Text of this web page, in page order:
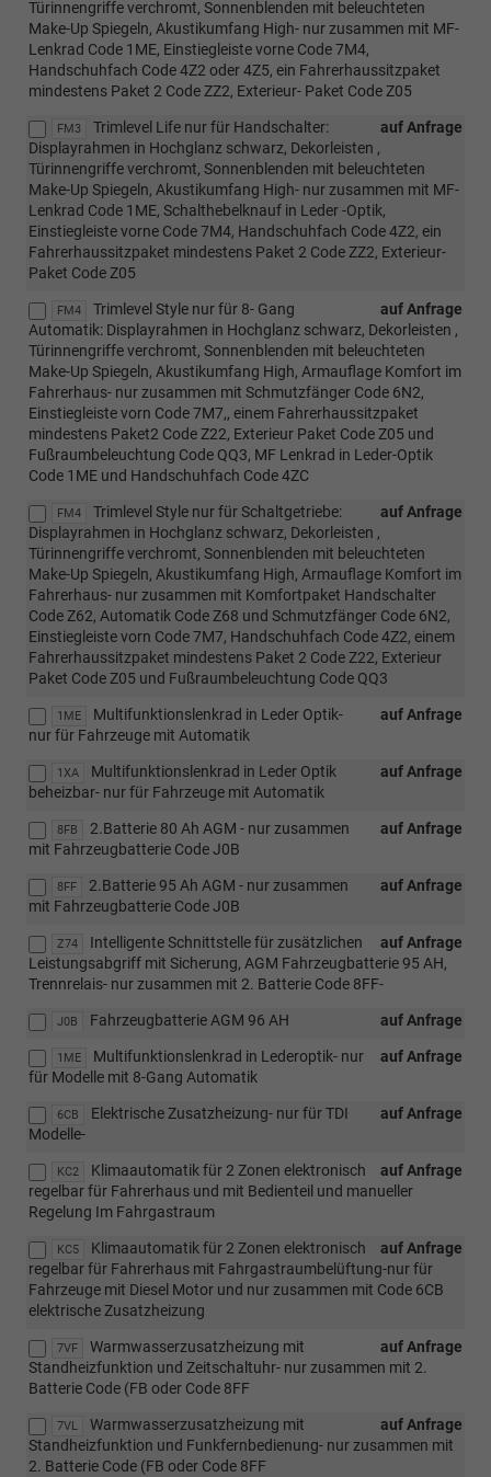
Türinnengriffe verchromt, Sonnenblenden mit beleuchteten
Make-Up Spiegeln, Akustikumfang High- nur zusammen mit MF-
Lenkrad Code 1ME, Einstiegleiste vorne Code 7M4,
Handschuhfach Code 4Z2 oder 4Z5, ein Fahrerhaussitzpaket
mindestens Paket 2 Code ZZ2, Exterieur- Paket Code Z05
FM3 auf Anfrage
Trimlevel Life nur für Handschalter:
Displayrahmen in Hochglanz schwarz, Dekorleisten ,
Türinnengriffe verchromt, Sonnenblenden mit beleuchteten
Make-Up Spiegeln, Akustikumfang High- nur zusammen mit MF-
Lenkrad Code 1ME, Schalthebelknauf in Leder -Optik,
Einstiegleiste vorne Code 7M4, Handschuhfach Code 4Z2, ein
Fahrerhaussitzpaket mindestens Paket 2 Code ZZ2, Exterieur-
Paket Code Z05
FM4 auf Anfrage
Trimlevel Style nur für 8- Gang
Automatik: Displayrahmen in Hochglanz schwarz, Dekorleisten ,
Türinnengriffe verchromt, Sonnenblenden mit beleuchteten
Make-Up Spiegeln, Akustikumfang High, Armauflage Komfort im
Fahrerhaus- nur zusammen mit Schmutzfänger Code 6N2,
Einstiegleiste vorn Code 7M7,, einem Fahrerhaussitzpaket
mindestens Paket2 Code Z22, Exterieur Paket Code Z05 und
Fußraumbeleuchtung Code QQ3, MF Lenkrad in Leder-Optik
Code 1ME und Handschuhfach Code 4ZC
FM4 auf Anfrage
Trimlevel Style nur für Schaltgetriebe:
Displayrahmen in Hochglanz schwarz, Dekorleisten ,
Türinnengriffe verchromt, Sonnenblenden mit beleuchteten
Make-Up Spiegeln, Akustikumfang High, Armauflage Komfort im
Fahrerhaus- nur zusammen mit Komfortpaket Handschalter
Code Z62, Automatik Code Z68 und Schmutzfänger Code 6N2,
Einstiegleiste vorn Code 7M7, Handschuhfach Code 4Z2, einem
Fahrerhaussitzpaket mindestens Paket 2 Code Z22, Exterieur
Paket Code Z05 und Fußraumbeleuchtung Code QQ3
1ME auf Anfrage
Multifunktionslenkrad in Leder Optik-
nur für Fahrzeuge mit Automatik
1XA auf Anfrage
Multifunktionslenkrad in Leder Optik
beheizbar- nur für Fahrzeuge mit Automatik
8FB auf Anfrage
2.Batterie 80 Ah AGM - nur zusammen
mit Fahrzeugbatterie Code J0B
8FF auf Anfrage
2.Batterie 95 Ah AGM - nur zusammen
mit Fahrzeugbatterie Code J0B
Z74 auf Anfrage
Intelligente Schnittstelle für zusätzlichen
Leistungsabgriff mit Sicherung, AGM Fahrzeugbatterie 95 AH,
Trennrelais- nur zusammen mit 2. Batterie Code 8FF-
J0B auf Anfrage
Fahrzeugbatterie AGM 96 AH
1ME auf Anfrage
Multifunktionslenkrad in Lederoptik- nur
für Modelle mit 8-Gang Automatik
6CB auf Anfrage
Elektrische Zusatzheizung- nur für TDI
Modelle-
KC2 auf Anfrage
Klimaautomatik für 2 Zonen elektronisch
regelbar für Fahrerhaus und mit Bedienteil und manueller
Regelung Im Fahrgastraum
KC5 auf Anfrage
Klimaautomatik für 2 Zonen elektronisch
regelbar für Fahrerhaus mit Fahrgastraumbelüftung-nur für
Fahrzeuge mit Diesel Motor und nur zusammen mit Code 6CB
elektrische Zusatzheizung
7VF auf Anfrage
Warmwasserzusatzheizung mit
Standheizfunktion und Zeitschaltuhr- nur zusammen mit 2.
Batterie Code (FB oder Code 8FF
7VL auf Anfrage
Warmwasserzusatzheizung mit
Standheizfunktion und Funkfernbedienung- nur zusammen mit
2. Batterie Code (FB oder Code 8FF